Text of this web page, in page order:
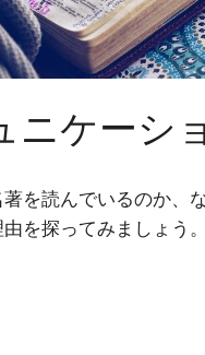
ニケーシ
を読んでいるのか、
を探ってみましょう。